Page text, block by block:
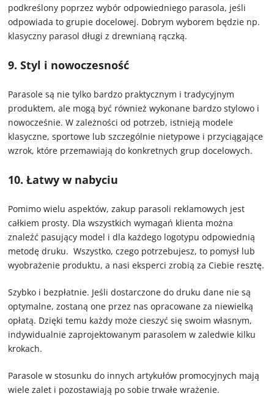
podkreślony poprzez wybór odpowiedniego parasola, jeśli
odpowiada to grupie docelowej. Dobrym wyborem będzie np.
klasyczny parasol długi z drewnianą rączką.
9. Styl i nowoczesność
Parasole są nie tylko bardzo praktycznym i tradycyjnym
produktem, ale mogą być również wykonane bardzo stylowo i
nowocześnie.W zależności od potrzeb, istnieją modele
klasyczne, sportowe lub szczególnie nietypowe i przyciągające
wzrok, które przemawiają do konkretnych grup docelowych.
10. Łatwy w nabyciu
Pomimo wielu aspektów, zakup parasoli reklamowych jest
całkiem prosty. Dla wszystkich wymagań klienta można
znaleźć pasujący model i dla każdego logotypu odpowiednią
metodę druku. Wszystko, czego potrzebujesz, to pomysł lub
wyobrażenie produktu, a nasi eksperci zrobią za Ciebie resztę.
Szybko i bezpłatnie. Jeśli dostarczone do druku dane nie są
optymalne, zostaną one przez nas opracowane za niewielką
opłatą. Dzięki temu każdy może cieszyć się swoim własnym,
indywidualnie zaprojektowanym parasolem w zaledwie kilku
krokach.
Parasole w stosunku do innych artykułów promocyjnych mają
wiele zalet i pozostawiają po sobie trwałe wrażenie.